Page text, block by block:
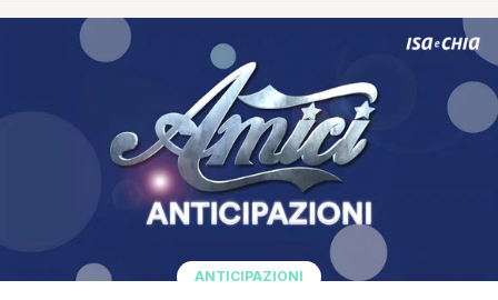
lettera alla ballerina 17enne scrivendole: Cara Marisol,
come sai ti ho dato un voto d'ingresso più che
ANTICIPAZIONI